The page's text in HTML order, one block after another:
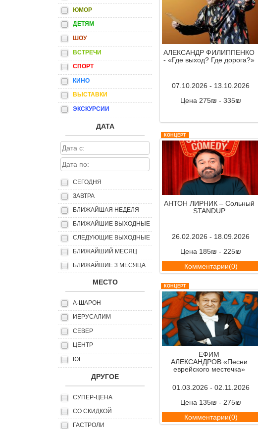
ЮМОР
ДЕТЯМ
ШОУ
ВСТРЕЧИ
СПОРТ
КИНО
ВЫСТАВКИ
ЭКСКУРСИИ
ДАТА
СЕГОДНЯ
ЗАВТРА
БЛИЖАЙШАЯ НЕДЕЛЯ
БЛИЖАЙШИЕ ВЫХОДНЫЕ
СЛЕДУЮЩИЕ ВЫХОДНЫЕ
БЛИЖАЙШИЙ МЕСЯЦ
БЛИЖАЙШИЕ 3 МЕСЯЦА
МЕСТО
А-ШАРОН
ИЕРУСАЛИМ
СЕВЕР
ЦЕНТР
ЮГ
ДРУГОЕ
СУПЕР-ЦЕНА
СО СКИДКОЙ
ГАСТРОЛИ
АЛЕКСАНДР ФИЛИППЕНКО
- «Где выход? Где дорога?»
07.10.2026 - 13.10.2026
Цена 275₪ - 335₪
КОНЦЕРТ
АНТОН ЛИРНИК – Сольный
STANDUP
26.02.2026 - 18.09.2026
Цена 185₪ - 225₪
Комментарии(0)
КОНЦЕРТ
ЕФИМ
АЛЕКСАНДРОВ «Песни
еврейского местечка»
01.03.2026 - 02.11.2026
Цена 135₪ - 275₪
Комментарии(0)